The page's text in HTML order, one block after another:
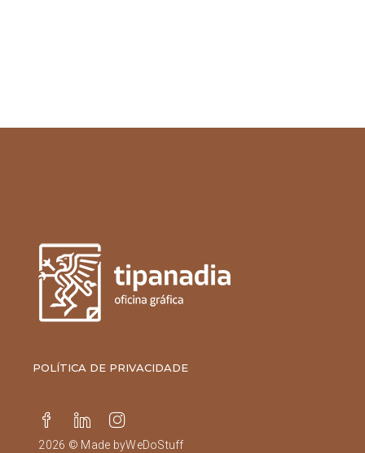
POLÍTICA DE PRIVACIDADE
2026 © Made byWeDoStuff